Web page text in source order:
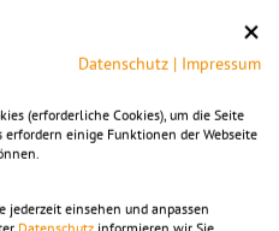
Datenschutz | Impressum
(erforderliche Cookies), um die Seite
einige Funktionen der Webseite
einsehen und anpassen